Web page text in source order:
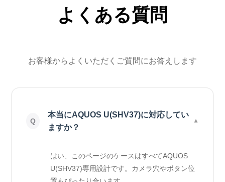
よくある質問
お客様からよくいただくご質問にお答えします
本当にAQUOS U(SHV37)に対応してい
ますか？
はい、このページのケースはすべてAQUOS
U(SHV37)専用設計です。カメラ穴やボタン位